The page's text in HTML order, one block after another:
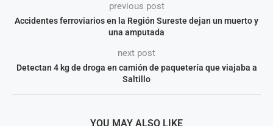
previous post
Accidentes ferroviarios en la Región Sureste dejan un muerto y
una amputada
next post
Detectan 4 kg de droga en camión de paquetería que viajaba a
Saltillo
YOU MAY ALSO LIKE